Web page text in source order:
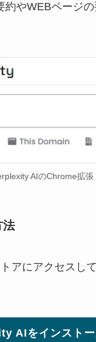
約やWEBページ
AIのChrome拡張
法
アにアクセスし
AIをインストー